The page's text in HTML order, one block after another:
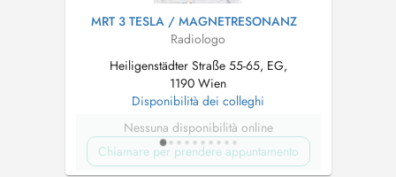
MRT 3 TESLA / MAGNETRESONANZ
Radiologo
Heiligenstädter Straße 55-65, EG,
1190 Wien
Disponibilità dei colleghi
Nessuna disponibilità online
Chiamare per prendere appuntamento